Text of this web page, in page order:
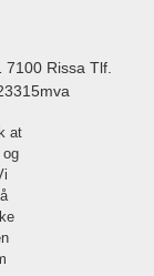
Rissa Tlf.
at